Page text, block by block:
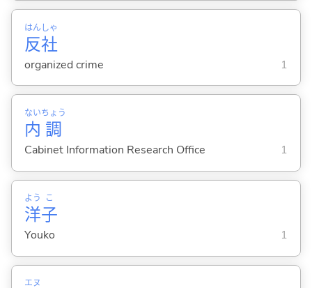
反
はん
社
しゃ
organized crime 1
内
ない
調
ちょう
Cabinet Information Research Office 1
洋
よう
子
こ
Youko 1
エヌ